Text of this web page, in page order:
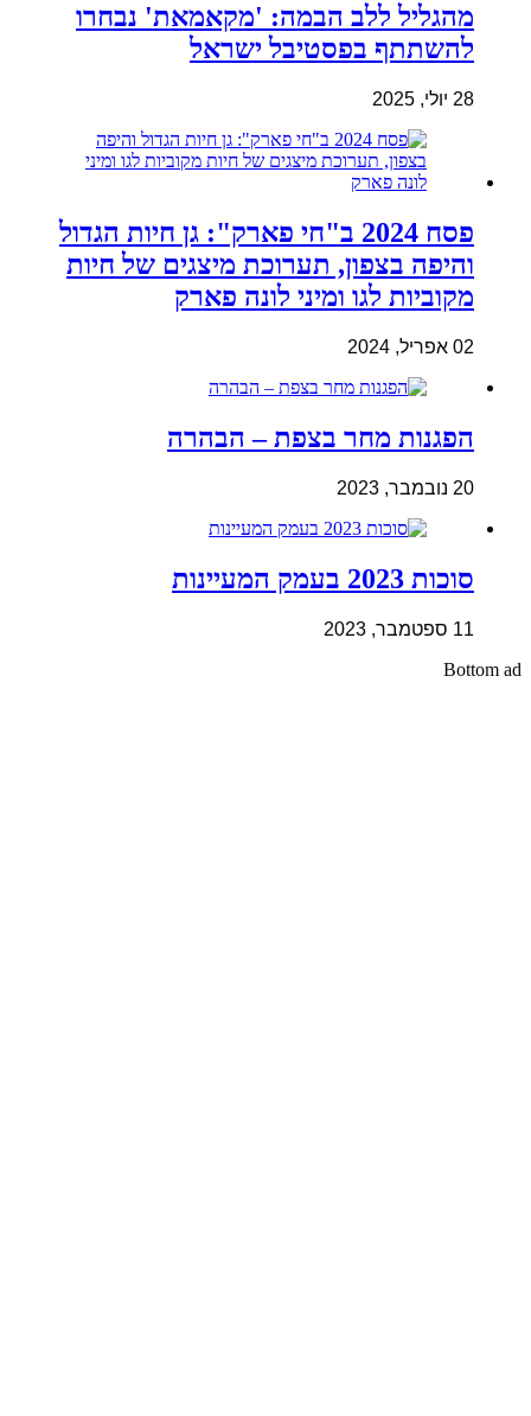
מהגליל ללב הבמה: 'מקאמאת' נבחרו
להשתתף בפסטיבל ישראל
28 יולי, 2025
פסח 2024 ב"חי פארק": גן חיות הגדול
והיפה בצפון, תערוכת מיצגים של חיות
מקוביות לגו ומיני לונה פארק
02 אפריל, 2024
הפגנות מחר בצפת – הבהרה
20 נובמבר, 2023
סוכות 2023 בעמק המעיינות
11 ספטמבר, 2023
Bottom ad